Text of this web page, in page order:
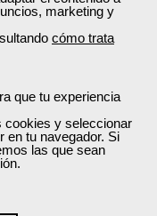
marketing y
cómo trata
que tu experiencia
cookies y seleccionar
en tu navegador. Si
las que sean
para
un